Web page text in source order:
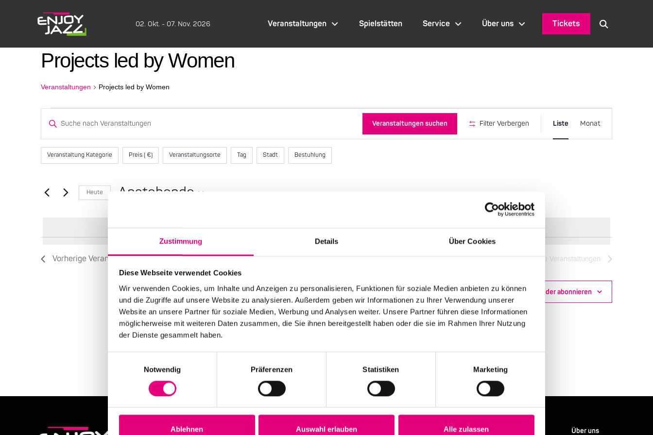
Zustimmung Details Über Cookies
Diese Webseite verwendet Cookies
Wir verwenden Cookies, um Inhalte und Anzeigen zu personalisieren, Funktionen für soziale Medien anbieten zu können
und die Zugriffe auf unsere Website zu analysieren. Außerdem geben wir Informationen zu Ihrer Verwendung unserer
Website an unsere Partner für soziale Medien, Werbung und Analysen weiter. Unsere Partner führen diese Informationen
möglicherweise mit weiteren Daten zusammen, die Sie ihnen bereitgestellt haben oder die sie im Rahmen Ihrer Nutzung
der Dienste gesammelt haben.
Notwendig
Präferenzen Statistiken Marketing
Ablehnen Auswahl erlauben Alle zulassen
02. Okt. - 07. Nov. 2026 Veranstaltungen Spielstätten Service Über uns Tickets
Projects led by Women
Veranstaltungen Projects led by Women
Veranstaltungen
Es wurden keine Ergebnisse gefunden.
Veranstaltungen
Suche
und
Ansichten,
Navigation
Bitte
eingeben.
Suche
nach
Schlüsselwort.
Veranstaltungen suchen Filter Verbergen
Ansichten-
Liste Monat
Filter
Das
Ändern
Eingabefelder
mit
Veranstaltung Kategorie Preis ( €) Veranstaltungsorte Tag Stadt Bestuhlung
Heute Anstehende
Vorherige Veranstaltungen Nächste Veranstaltungen
Kalender abonnieren
Veranstaltungen Service Über uns